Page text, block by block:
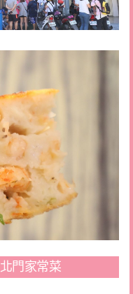
北門家常菜